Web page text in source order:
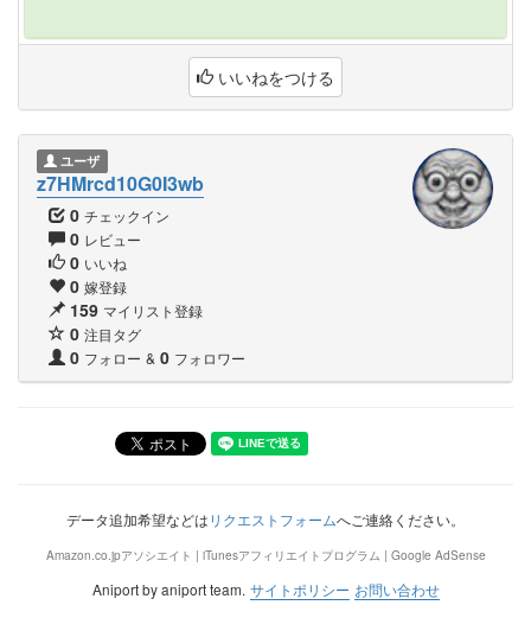
いいねをつける
ユーザ
z7HMrcd10G0I3wb
0 チェックイン
0 レビュー
0 いいね
0 嫁登録
159 マイリスト登録
0 注目タグ
0 フォロー & 0 フォロワー
データ追加希望などはリクエストフォームへご連絡ください。
Amazon.co.jpアソシエイト | iTunesアフィリエイトプログラム | Google AdSense
Aniport by aniport team. サイトポリシー お問い合わせ